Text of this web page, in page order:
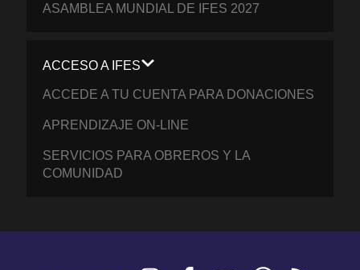
ASAMBLEA MUNDIAL DE IFES 2027
ACCESO A IFES
ACCEDE A TU CUENTA PARA DONACIONES
APRENDIZAJE ON-LINE
SERVICIOS PARA OBREROS Y LA
COMUNIDAD